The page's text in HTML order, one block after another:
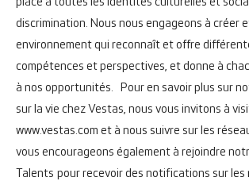
discrimination. Nous nous engageons à créer
environnement qui reconnaît et offre
compétences et perspectives, et donne à
à nos opportunités.
Pour en savoir plus sur
sur la vie chez Vestas, nous vous invitons à
www.vestas.com et à nous suivre sur les
vous encourageons également à rejoindre
Talents pour recevoir des notifications sur les